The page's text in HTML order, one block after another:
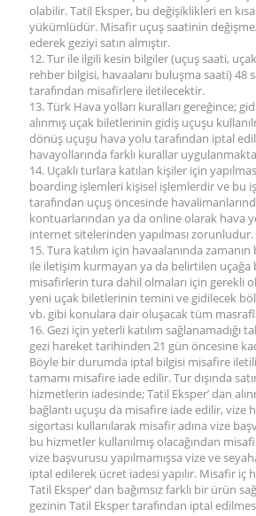
olabilir. Tatil Eksper, bu değişiklikleri en
yükümlüdür. Misafir uçuş saatinin
ederek geziyi satın almıştır.
12. Tur ile ilgili kesin bilgiler (uçuş saati,
rehber bilgisi, havaalanı buluşma saati) 48
tarafından misafirlere iletilecektir.
13. Türk Hava yolları kuralları gereğince;
alınmış uçak biletlerinin gidiş uçuşu
dönüş uçuşu hava yolu tarafından iptal
havayollarında farklı kurallar
14. Uçaklı turlara katılan kişiler için
boarding işlemleri kişisel işlemlerdir ve bu
tarafından uçuş öncesinde
kontuarlarından ya da online olarak hava
internet sitelerinden yapılması zorunludur.
15. Tura katılım için havaalanında
ile iletişim kurmayan ya da belirtilen uçağa
misafirlerin tura dahil olmaları için gerekli
yeni uçak biletlerinin temini ve gidilecek
vb. gibi konulara dair oluşacak tüm
16. Gezi için yeterli katılım sağlanamadığı
gezi hareket tarihinden 21 gün öncesine
Böyle bir durumda iptal bilgisi misafire
tamamı misafire iade edilir. Tur dışında
hizmetlerin iadesinde; Tatil Eksper’ dan
bağlantı uçuşu da misafire iade edilir, vize
sigortası kullanılarak misafir adına vize
bu hizmetler kullanılmış olacağından
vize başvurusu yapılmamışsa vize ve
iptal edilerek ücret iadesi yapılır. Misafir iç
Tatil Eksper’ dan bağımsız farklı bir ürün
gezinin Tatil Eksper tarafından iptal